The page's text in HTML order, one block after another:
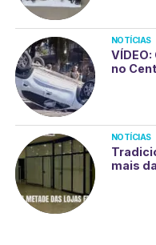
NOTÍCIAS
no
NOTÍCIAS
mais